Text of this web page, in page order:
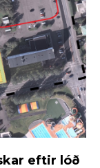
eftir lóð